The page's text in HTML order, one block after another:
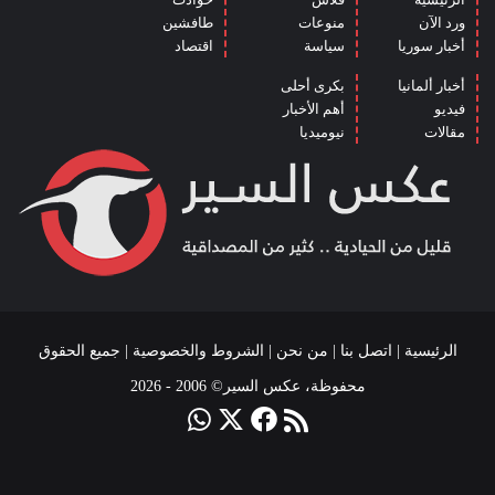
ورد الآن
أخبار سوريا
منوعات
سياسة
طافشين
اقتصاد
أخبار ألمانيا
فيديو
مقالات
بكرى أحلى
أهم الأخبار
نيوميديا
الرئيسية اتصل بنا من نحن الشروط والخصوصية | جميع الحقوق
محفوظة، عكس السير© 2006 - 2026